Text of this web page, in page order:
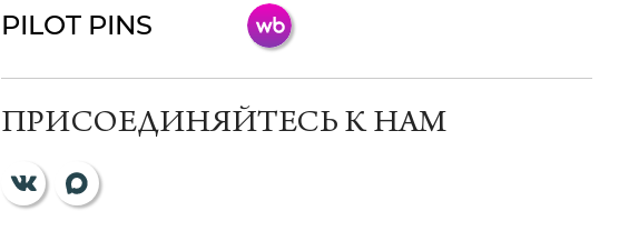
PILOT PINS
ПРИСОЕДИНЯЙТЕСЬ К НАМ
мессенджер!